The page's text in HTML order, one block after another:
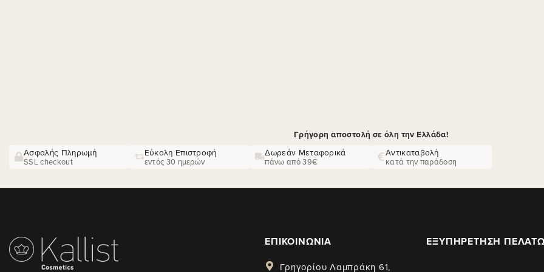
Γρήγορη αποστολή σε όλη την Ελλάδα!
Ασφαλής Πληρωμή
SSL checkout
Εύκολη Επιστροφή
εντός 30 ημερών
Δωρεάν Μεταφορικά
πάνω από 39€
Αντικαταβολή
κατά την παράδοση
ΕΠΙΚΟΙΝΩΝΊΑ
Γρηγορίου Λαμπράκη 61,
ΕΞΥΠΗΡΈΤΗΣΗ